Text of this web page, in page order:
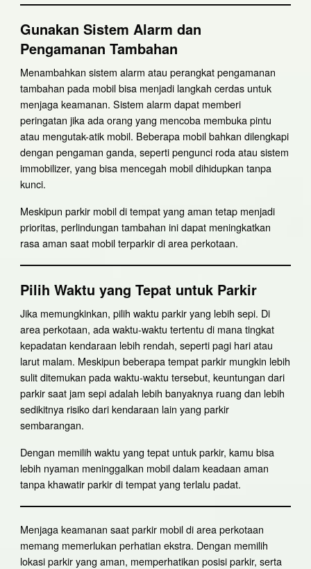
Gunakan Sistem Alarm dan
Pengamanan Tambahan
Menambahkan sistem alarm atau perangkat pengamanan
tambahan pada mobil bisa menjadi langkah cerdas untuk
menjaga keamanan. Sistem alarm dapat memberi
peringatan jika ada orang yang mencoba membuka pintu
atau mengutak-atik mobil. Beberapa mobil bahkan dilengkapi
dengan pengaman ganda, seperti pengunci roda atau sistem
immobilizer, yang bisa mencegah mobil dihidupkan tanpa
kunci.
Meskipun parkir mobil di tempat yang aman tetap menjadi
prioritas, perlindungan tambahan ini dapat meningkatkan
rasa aman saat mobil terparkir di area perkotaan.
Pilih Waktu yang Tepat untuk Parkir
Jika memungkinkan, pilih waktu parkir yang lebih sepi. Di
area perkotaan, ada waktu-waktu tertentu di mana tingkat
kepadatan kendaraan lebih rendah, seperti pagi hari atau
larut malam. Meskipun beberapa tempat parkir mungkin lebih
sulit ditemukan pada waktu-waktu tersebut, keuntungan dari
parkir saat jam sepi adalah lebih banyaknya ruang dan lebih
sedikitnya risiko dari kendaraan lain yang parkir
sembarangan.
Dengan memilih waktu yang tepat untuk parkir, kamu bisa
lebih nyaman meninggalkan mobil dalam keadaan aman
tanpa khawatir parkir di tempat yang terlalu padat.
Menjaga keamanan saat parkir mobil di area perkotaan
memang memerlukan perhatian ekstra. Dengan memilih
lokasi parkir yang aman, memperhatikan posisi parkir, serta